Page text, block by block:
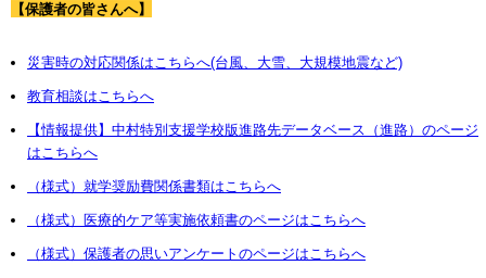
【保護者の皆さんへ】
災害時の対応関係はこちらへ(台風、大雪、大規模地震など)
教育相談はこちらへ
【情報提供】中村特別支援学校版進路先データベース（進路）のページ
はこちらへ
（様式）就学奨励費関係書類はこちらへ
（様式）医療的ケア等実施依頼書のページはこちらへ
（様式）保護者の思いアンケートのページはこちらへ